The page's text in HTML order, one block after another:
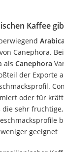
Kaffee
Canephora.
als Canephora
der Exporte
oder für
die sehr
geeignet